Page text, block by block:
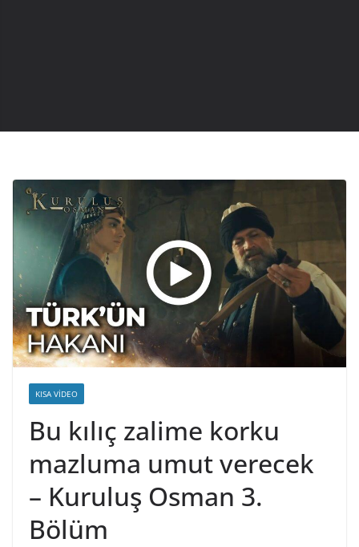
KISA VIDEO
Bu kılıç zalime korku
mazluma umut verecek
– Kuruluş Osman 3.
Bölüm